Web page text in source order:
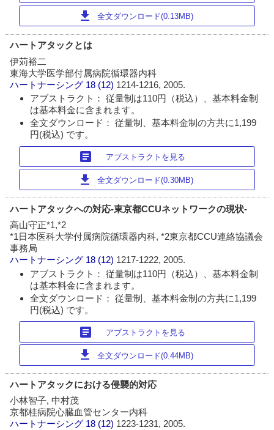
download
全文ダウンロード(0.13MB)
ハートアタックとは
伊苅裕二
東海大学医学部付属病院循環器内科
ハートナーシング 18 (12) 1214-1216, 2005.
アブストラクト： 従量制は110円（税込）、基本料金制
は基本料金に含まれます。
全文ダウンロード： 従量制、基本料金制の方共に1,199
円(税込) です。
article アブストラクトを見る
download 全文ダウンロード(0.30MB)
ハートアタックへの対応‐東京都CCUネットワークの現状‐
高山守正*1,*2
*1日本医科大学付属病院循環器内科, *2東京都CCU連絡協議会
事務局
ハートナーシング 18 (12) 1217-1222, 2005.
アブストラクト： 従量制は110円（税込）、基本料金制
は基本料金に含まれます。
全文ダウンロード： 従量制、基本料金制の方共に1,199
円(税込) です。
article アブストラクトを見る
download 全文ダウンロード(0.44MB)
ハートアタックにおける侵襲的対応
小林智子, 中村茂
京都桂病院心臓血管センター内科
ハートナーシング 18 (12) 1223-1231, 2005.